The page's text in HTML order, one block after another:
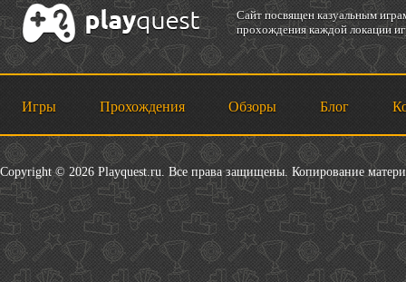
Cайт посвящен казуальным
прохождения каждой локации
Игры Прохождения Обзоры Блог
Copyright © 2026 Playquest.ru. Все права защищены. Копирование